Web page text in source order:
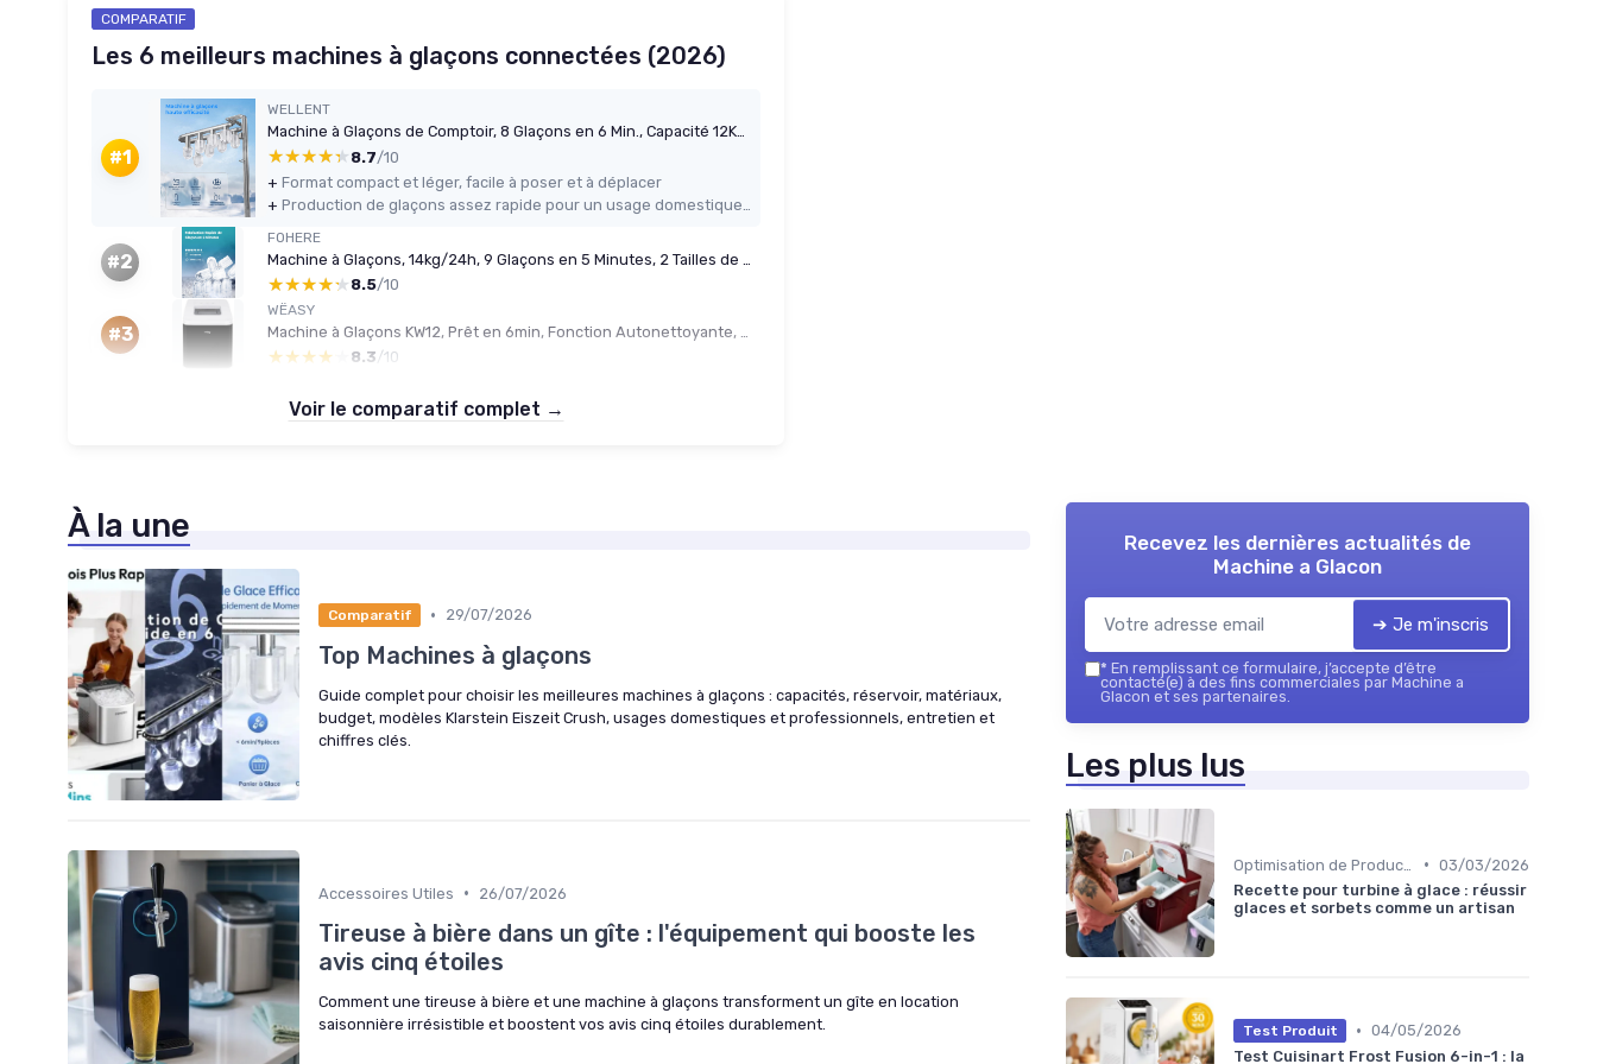
COMPARATIF
Les 6 meilleurs machines à glaçons connectées (2026)
#1
WELLENT
Machine à Glaçons de Comptoir, 8 Glaçons en 6 Min., Capacité 12KG/24H, 2 Tailles, Machine à Glacon Portable avec Auto-Nettoyage, Idéale Maison, Cuisine, Bureau, Bar Noir
★★★★★
★★★★★ 8.7/10
+ Format compact et léger, facile à poser et à déplacer
+
Production de glaçons assez rapide pour un usage domestique (petits groupes, apéros)
#2
FOHERE
★★★★★
★★★★★ 8.5/10
#3
WËASY
★★★★★
★★★★★ 8.3 /10
Voir le comparatif complet →
À la une
Comparatif • 29/07/2026
Top Machines à glaçons
Guide complet pour choisir les meilleures machines à glaçons : capacités, réservoir, matériaux,
budget, modèles Klarstein Eiszeit Crush, usages domestiques et professionnels, entretien et
chiffres clés.
Accessoires Utiles • 26/07/2026
Tireuse à bière dans un gîte : l'équipement qui booste les
avis cinq étoiles
Comment une tireuse à bière et une machine à glaçons transforment un gîte en location
saisonnière irrésistible et boostent vos avis cinq étoiles durablement.
Recevez les dernières actualités de
Machine a Glacon
➔ Je m'inscris
* En remplissant ce formulaire, j’accepte d’être
contacté(e) à des fins commerciales par Machine a
Glacon et ses partenaires.
Les plus lus
• 03/03/2026
Recette pour turbine à glace : réussir
glaces et sorbets comme un artisan
Test Produit • 04/05/2026
Test Cuisinart Frost Fusion 6-in-1 : la